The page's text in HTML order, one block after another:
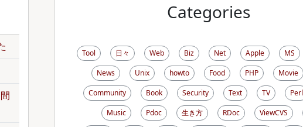
Categories
Tool 日々 Web Biz Net Apple MS
News
Unix howto Food PHP Movie
Community
Book Security Text TV Perl
Music
Pdoc 生き方 RDoc ViewCVS